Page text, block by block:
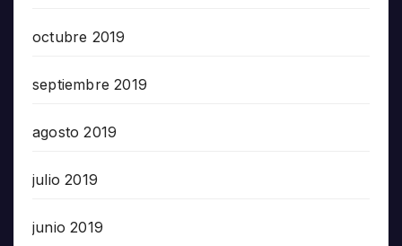
octubre 2019
septiembre 2019
agosto 2019
julio 2019
junio 2019